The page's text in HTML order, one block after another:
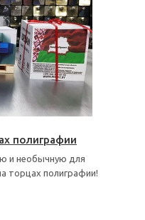
полиграфии
и необычную для
торцах полиграфии!